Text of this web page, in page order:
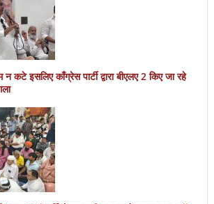
कटे इसलिए काँग्रेस पार्टी द्वारा बीएलए 2 किए जा रहे